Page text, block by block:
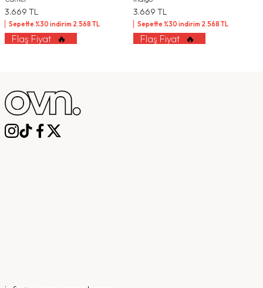
3.669 TL
Sepette %30 indirim 2.568 TL
Flaş Fiyat 🔥
3.669 TL
Sepette %30 indirim 2.568 TL
Flaş Fiyat 🔥